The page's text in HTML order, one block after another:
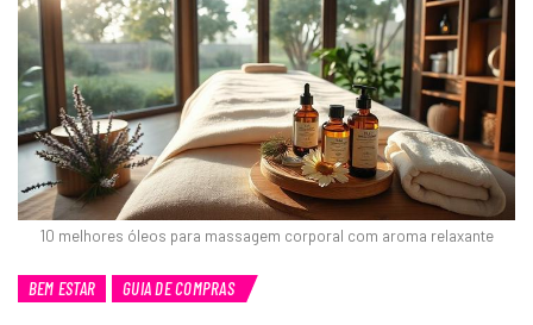
10 melhores óleos para massagem corporal com aroma relaxante
BEM ESTAR GUIA DE COMPRAS